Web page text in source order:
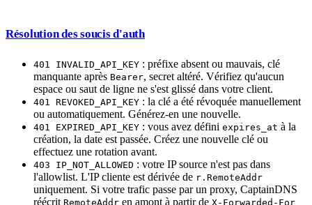
Résolution des soucis d'auth
401 INVALID_API_KEY : préfixe absent ou mauvais, clé
manquante après Bearer, secret altéré. Vérifiez qu'aucun
espace ou saut de ligne ne s'est glissé dans votre client.
401 REVOKED_API_KEY : la clé a été révoquée manuellement
ou automatiquement. Générez-en une nouvelle.
401 EXPIRED_API_KEY : vous avez défini expires_at à la
création, la date est passée. Créez une nouvelle clé ou
effectuez une rotation avant.
403 IP_NOT_ALLOWED : votre IP source n'est pas dans
l'allowlist. L'IP cliente est dérivée de r.RemoteAddr
uniquement. Si votre trafic passe par un proxy, CaptainDNS
réécrit RemoteAddr en amont à partir de X-Forwarded-For